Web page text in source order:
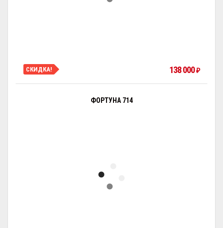
СКИДКА! 138 000₽
ФОРТУНА 714